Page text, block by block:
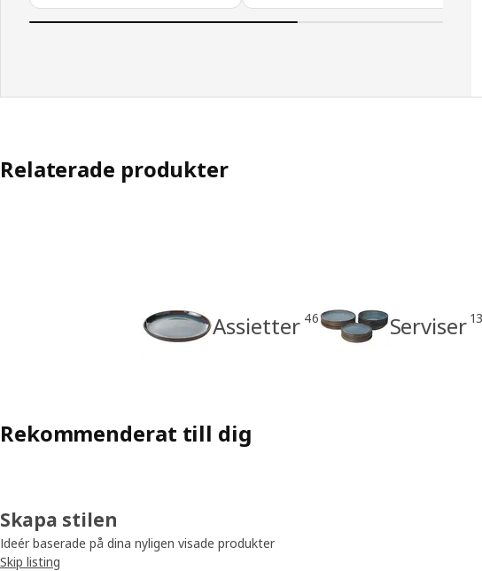
Relaterade produkter
Assietter 46 Serviser 13
Rekommenderat till dig
Skapa stilen
Ideér baserade på dina nyligen visade produkter
Skip listing